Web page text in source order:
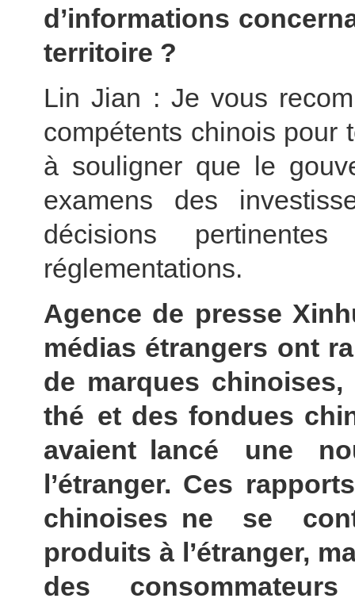
d’informations
territoire ?
Lin Jian : Je vous
compétents chinois pour
à souligner que le
examens des
décisions
réglementations.
Agence de presse
médias étrangers ont
de marques
thé et des fondues
avaient lancé une
l’étranger. Ces
chinoises ne se
produits à l’étranger,
des